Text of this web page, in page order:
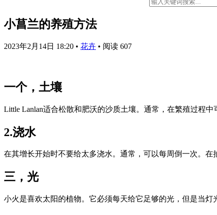
小菖兰的养殖方法
2023年2月14日 18:20 • 花卉 • 阅读 607
一个，土壤
Little Lanlan适合松散和肥沃的沙质土壤。通常，在繁殖过程中
2.浇水
在其增长开始时不要给太多浇水。通常，可以每周倒一次。在
三，光
小火是喜欢太阳的植物。它必须每天给它足够的光，但是当